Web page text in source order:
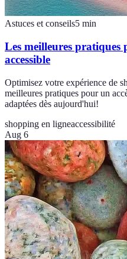
Astuces et conseils5 min
Les meilleures
accessible
Optimisez votre expérience de
meilleures pratiques pour un
adaptées dès aujourd'hui!
shopping en ligneaccessibilité
Aug 6